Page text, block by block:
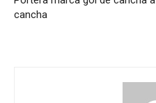
cancha